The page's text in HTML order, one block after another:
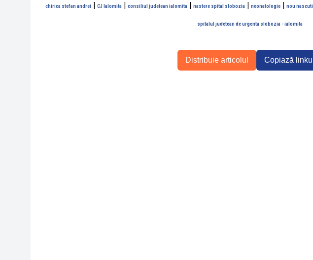
chirica stefan andrei CJ Ialomita| consiliul judetean ialomita| nastere spital slobozia| neonatologie| nou nascuti
spitalul judetean de urgenta slobozia - ialomita
Distribuie articolul Copiază linkul